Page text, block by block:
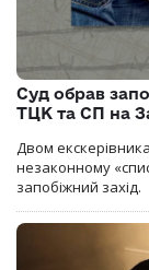
Суд обрав
ТЦК та СП на
Двом
незаконному
запобіжний захід.